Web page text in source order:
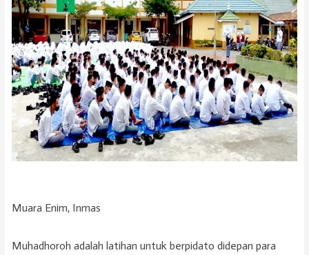
Muara Enim, Inmas
Muhadhoroh adalah latihan untuk berpidato didepan para